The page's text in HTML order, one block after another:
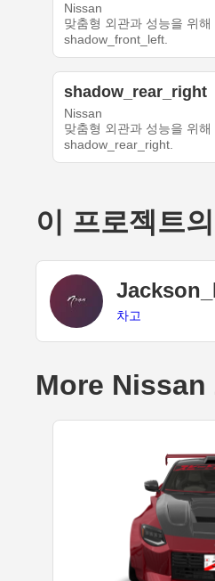
Nissan
맞춤형 외관과 성능을 위해
shadow_front_left.
shadow_rear_right
Nissan
맞춤형 외관과 성능을 위해
shadow_rear_right.
이 프로젝트
차고
More